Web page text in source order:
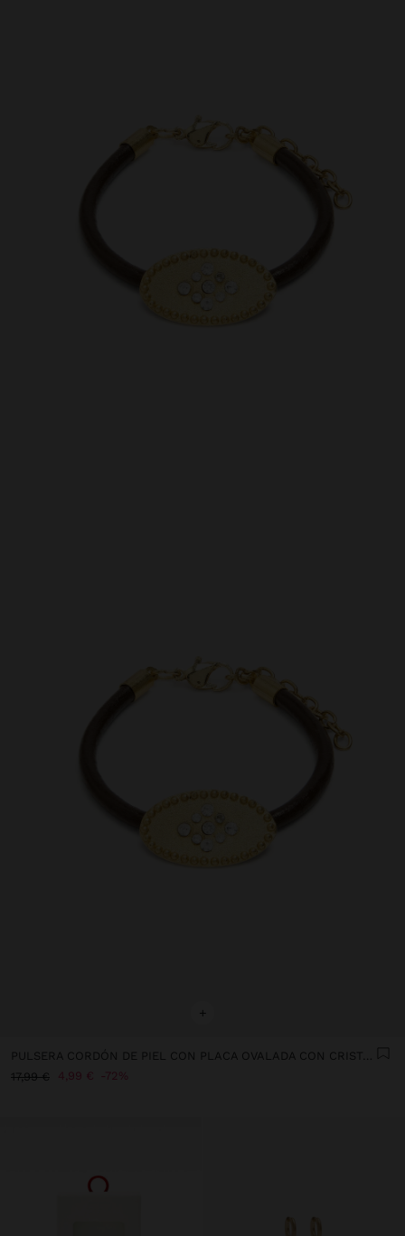
+
PULSERA CORDÓN DE PIEL CON PLACA OVALADA CON CRISTALES
17,99 €
4,99 € 72%